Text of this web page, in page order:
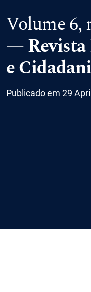
Volume 6,
e
Publicado em 29